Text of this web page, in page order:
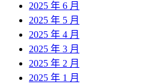
2025 年 6 月
2025 年 5 月
2025 年 4 月
2025 年 3 月
2025 年 2 月
2025 年 1 月